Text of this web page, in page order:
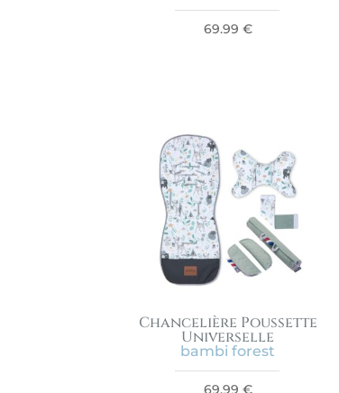
69.99 €
Chancelière Poussette
Universelle
bambi forest
69.99 €